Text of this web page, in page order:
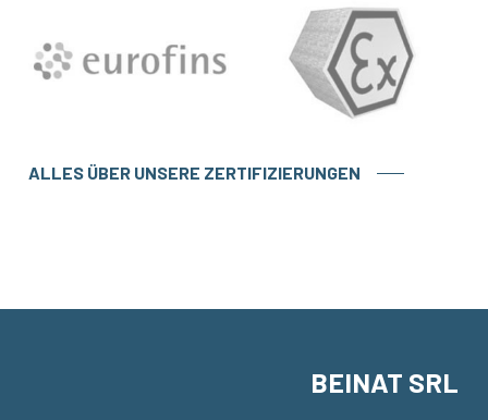
ALLES ÜBER UNSERE ZERTIFIZIERUNGEN
BEINAT SRL